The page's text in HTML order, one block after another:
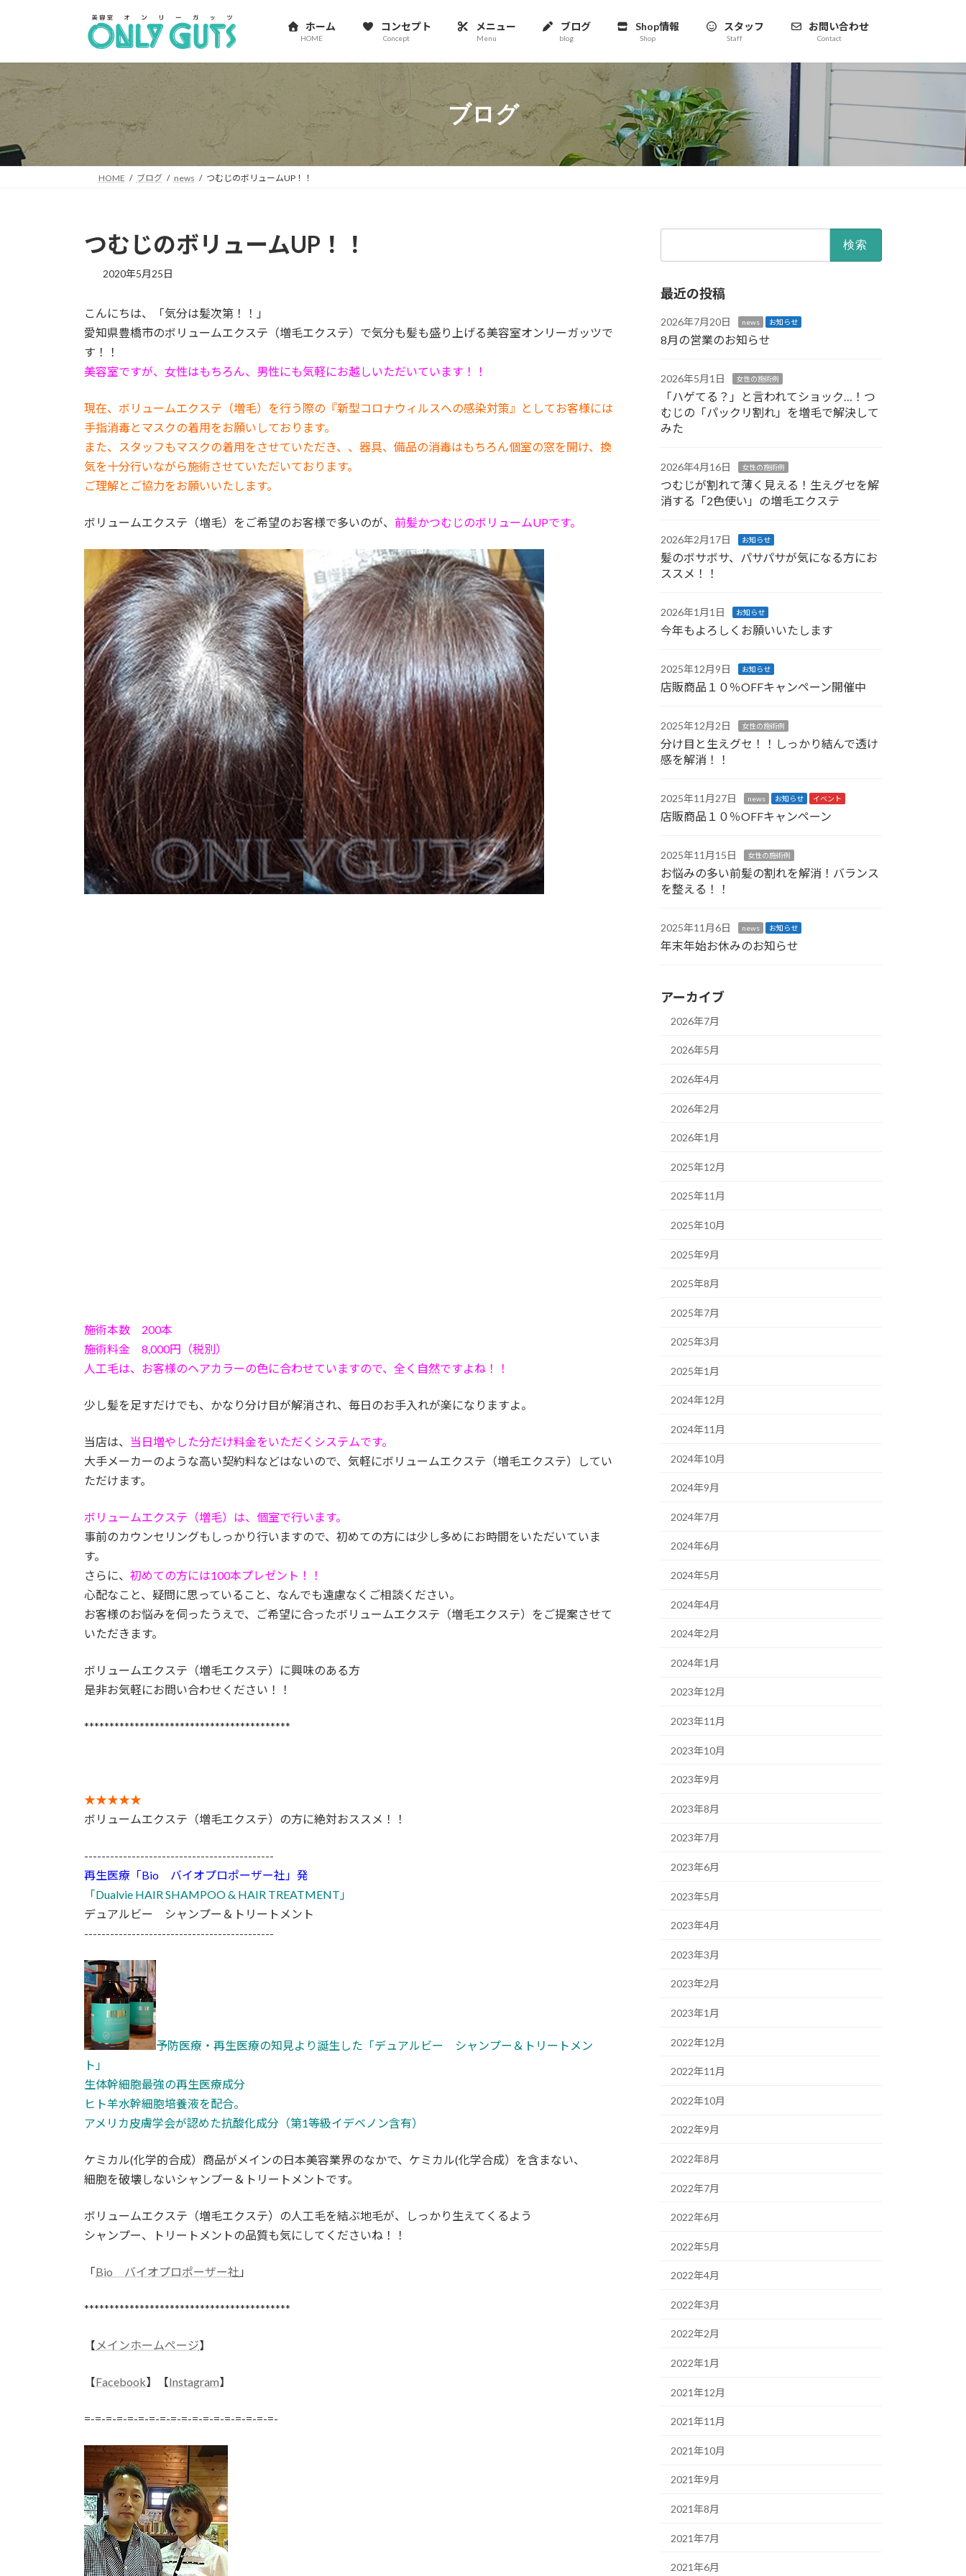
ン
へ
ッ
プ
ー
ョ
移
動
ホーム
HOME
コンセプト
Concept
メニュー
Menu
ブログ
blog
Shop情報
Shop
スタッフ
Staff
お問い合わせ
Contact
ブログ
HOME ブログ news つむじのボリュームUP！！
つむじのボリュームUP！！
2020年5月25日
こんにちは、「気分は髪次第！！」
愛知県豊橋市のボリュームエクステ（増毛エクステ）で気分も髪も盛り上げる美容室オンリーガッツで
す！！
美容室ですが、女性はもちろん、男性にも気軽にお越しいただいています！！
現在、ボリュームエクステ（増毛）を行う際の『新型コロナウィルスへの感染対策』としてお客様には
手指消毒とマスクの着用をお願いしております。
また、スタッフもマスクの着用をさせていただき、、器具、備品の消毒はもちろん個室の窓を開け、換
気を十分行いながら施術させていただいております。
ご理解とご協力をお願いいたします。
ボリュームエクステ（増毛）をご希望のお客様で多いのが、 前髪かつむじのボリュームUPです。
施術本数 200本
施術料金 8,000円（税別）
人工毛は、お客様のヘアカラーの色に合わせていますので、全く自然ですよね！！
少し髪を足すだけでも、かなり分け目が解消され、毎日のお手入れが楽になりますよ。
当店は、 当日増やした分だけ料金をいただくシステムです。
大手メーカーのような高い契約料などはないので、気軽にボリュームエクステ（増毛エクステ）してい
ただけます。
ボリュームエクステ（増毛）は、個室で行います。
事前のカウンセリングもしっかり行いますので、初めての方には少し多めにお時間をいただいていま
す。
さらに、 初めての方には100本プレゼント！！
心配なこと、疑問に思っていること、なんでも遠慮なくご相談ください。
お客様のお悩みを伺ったうえで、ご希望に合ったボリュームエクステ（増毛エクステ）をご提案させて
いただきます。
ボリュームエクステ（増毛エクステ）に興味のある方
是非お気軽にお問い合わせください！！
*****************************************
★★★★★
ボリュームエクステ（増毛エクステ）の方に絶対おススメ！！
--------------------------------------------
再生医療「Bio バイオプロポーザー社」発
「Dualvie HAIR SHAMPOO & HAIR TREATMENT」
デュアルビー シャンプー＆トリートメント
--------------------------------------------
予防医療・再生医療の知見より誕生した「デュアルビー シャンプー＆トリートメン
ト」
生体幹細胞最強の再生医療成分
ヒト羊水幹細胞培養液を配合。
アメリカ皮膚学会が認めた抗酸化成分（第1等級イデベノン含有）
ケミカル(化学的合成）商品がメインの日本美容業界のなかで、ケミカル(化学合成）を含まない、
細胞を破壊しないシャンプー＆トリートメントです。
ボリュームエクステ（増毛エクステ）の人工毛を結ぶ地毛が、しっかり生えてくるよう
シャンプー、トリートメントの品質も気にしてくださいね！！
「Bio バイオプロポーザー社 」
*****************************************
【 メインホームページ】
【Facebook】【Instagram】
=-=-=-=-=-=-=-=-=-=-=-=-=-=-=-=-=-=-
最近の投稿
2026年7月20日 news お知らせ
8月の営業のお知らせ
2026年5月1日 女性の施術例
「ハゲてる？」と言われてショック…！つ
むじの「パックリ割れ」を増毛で解決して
みた
2026年4月16日 女性の施術例
つむじが割れて薄く見える！生えグセを解
消する「2色使い」の増毛エクステ
2026年2月17日 お知らせ
髪のボサボサ、パサパサが気になる方にお
ススメ！！
2026年1月1日 お知らせ
今年もよろしくお願いいたします
2025年12月9日 お知らせ
店販商品１０％OFFキャンペーン開催中
2025年12月2日 女性の施術例
分け目と生えグセ！！しっかり結んで透け
感を解消！！
2025年11月27日 news お知らせ イベント
店販商品１０％OFFキャンペーン
2025年11月15日 女性の施術例
お悩みの多い前髪の割れを解消！バランス
を整える！！
2025年11月6日 news お知らせ
年末年始お休みのお知らせ
アーカイブ
2026年7月
2026年5月
2026年4月
2026年2月
2026年1月
2025年12月
2025年11月
2025年10月
2025年9月
2025年8月
2025年7月
2025年3月
2025年1月
2024年12月
2024年11月
2024年10月
2024年9月
2024年7月
2024年6月
2024年5月
2024年4月
2024年2月
2024年1月
2023年12月
2023年11月
2023年10月
2023年9月
2023年8月
2023年7月
2023年6月
2023年5月
2023年4月
2023年3月
2023年2月
2023年1月
2022年12月
2022年11月
2022年10月
2022年9月
2022年8月
2022年7月
2022年6月
2022年5月
2022年4月
2022年3月
2022年2月
2022年1月
2021年12月
2021年11月
2021年10月
2021年9月
2021年8月
2021年7月
2021年6月